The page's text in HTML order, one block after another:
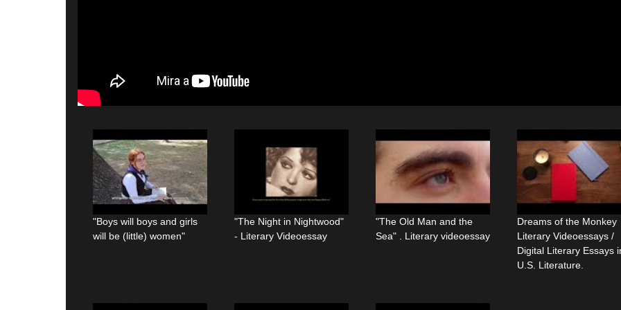
"Boys will boys and girls
will be (little) women"
"The Night in Nightwood"
- Literary Videoessay
"The Old Man and the
Sea" . Literary videoessay
Dreams of the Monkey
Literary Videoessays /
Digital Literary Essays
U.S. Literature.